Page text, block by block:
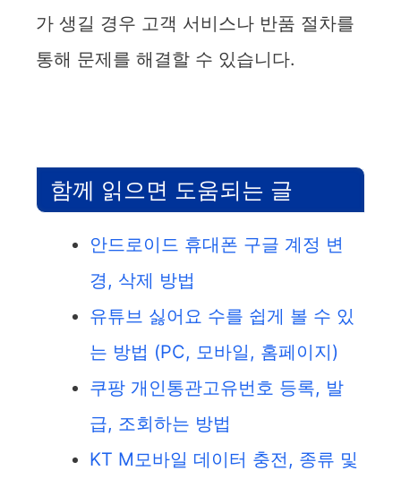
가 생길 경우 고객 서비스나 반품 절차를
통해 문제를 해결할 수 있습니다.
함께 읽으면 도움되는 글
안드로이드 휴대폰 구글 계정 변
경, 삭제 방법
유튜브 싫어요 수를 쉽게 볼 수 있
는 방법 (PC, 모바일, 홈페이지)
쿠팡 개인통관고유번호 등록, 발
급, 조회하는 방법
KT M모바일 데이터 충전, 종류 및